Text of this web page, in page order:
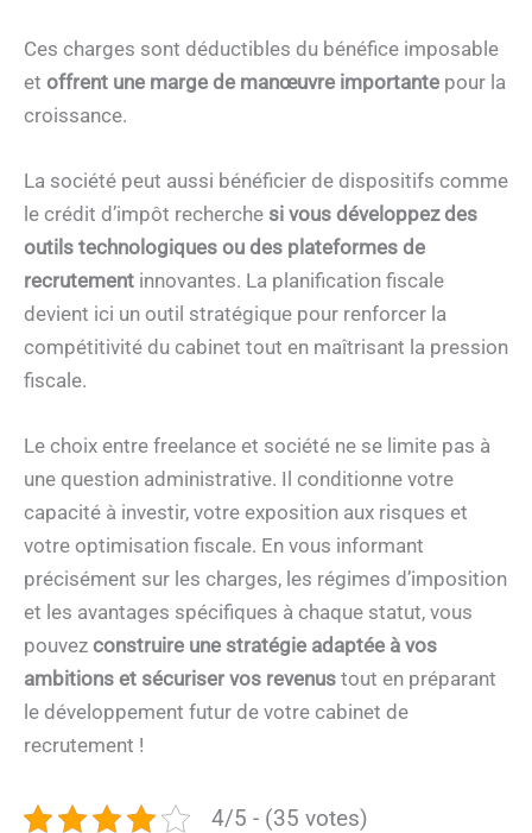
Ces charges sont déductibles du bénéfice imposable
et offrent une marge de manœuvre importante pour la
croissance.
La société peut aussi bénéficier de dispositifs comme
le crédit d’impôt recherche si vous développez des
outils technologiques ou des plateformes de
recrutement innovantes. La planification fiscale
devient ici un outil stratégique pour renforcer la
compétitivité du cabinet tout en maîtrisant la pression
fiscale.
Le choix entre freelance et société ne se limite pas à
une question administrative. Il conditionne votre
capacité à investir, votre exposition aux risques et
votre optimisation fiscale. En vous informant
précisément sur les charges, les régimes d’imposition
et les avantages spécifiques à chaque statut, vous
pouvez construire une stratégie adaptée à vos
ambitions et sécuriser vos revenus tout en préparant
le développement futur de votre cabinet de
recrutement !
4/5 - (35 votes)